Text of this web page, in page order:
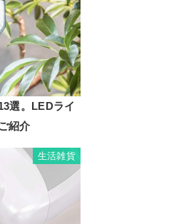
選。LEDライ
紹介
生活雑貨